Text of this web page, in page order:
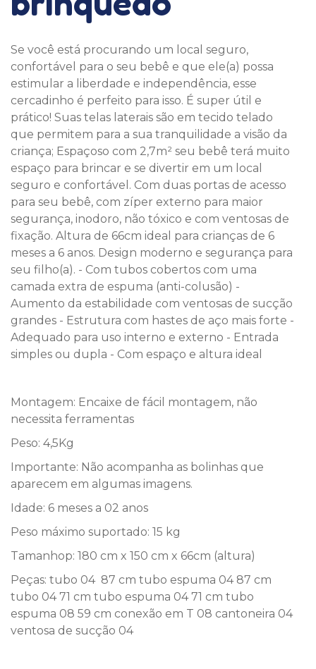
Se você está procurando um local seguro,
confortável para o seu bebê e que ele(a) possa
estimular a liberdade e independência, esse
cercadinho é perfeito para isso. É super útil e
prático! Suas telas laterais são em tecido telado
que permitem para a sua tranquilidade a visão da
criança; Espaçoso com 2,7m² seu bebê terá muito
espaço para brincar e se divertir em um local
seguro e confortável. Com duas portas de acesso
para seu bebê, com zíper externo para maior
segurança, inodoro, não tóxico e com ventosas de
fixação. Altura de 66cm ideal para crianças de 6
meses a 6 anos. Design moderno e segurança para
seu filho(a). - Com tubos cobertos com uma
camada extra de espuma (anti-colusão) -
Aumento da estabilidade com ventosas de sucção
grandes - Estrutura com hastes de aço mais forte -
Adequado para uso interno e externo - Entrada
simples ou dupla - Com espaço e altura ideal
Montagem: Encaixe de fácil montagem, não
necessita ferramentas
Peso: 4,5Kg
Importante: Não acompanha as bolinhas que
aparecem em algumas imagens.
Idade: 6 meses a 02 anos
Peso máximo suportado: 15 kg
Tamanhop: 180 cm x 150 cm x 66cm (altura)
Peças: tubo 04 87 cm tubo espuma 04 87 cm
tubo 04 71 cm tubo espuma 04 71 cm tubo
espuma 08 59 cm conexão em T 08 cantoneira 04
ventosa de sucção 04